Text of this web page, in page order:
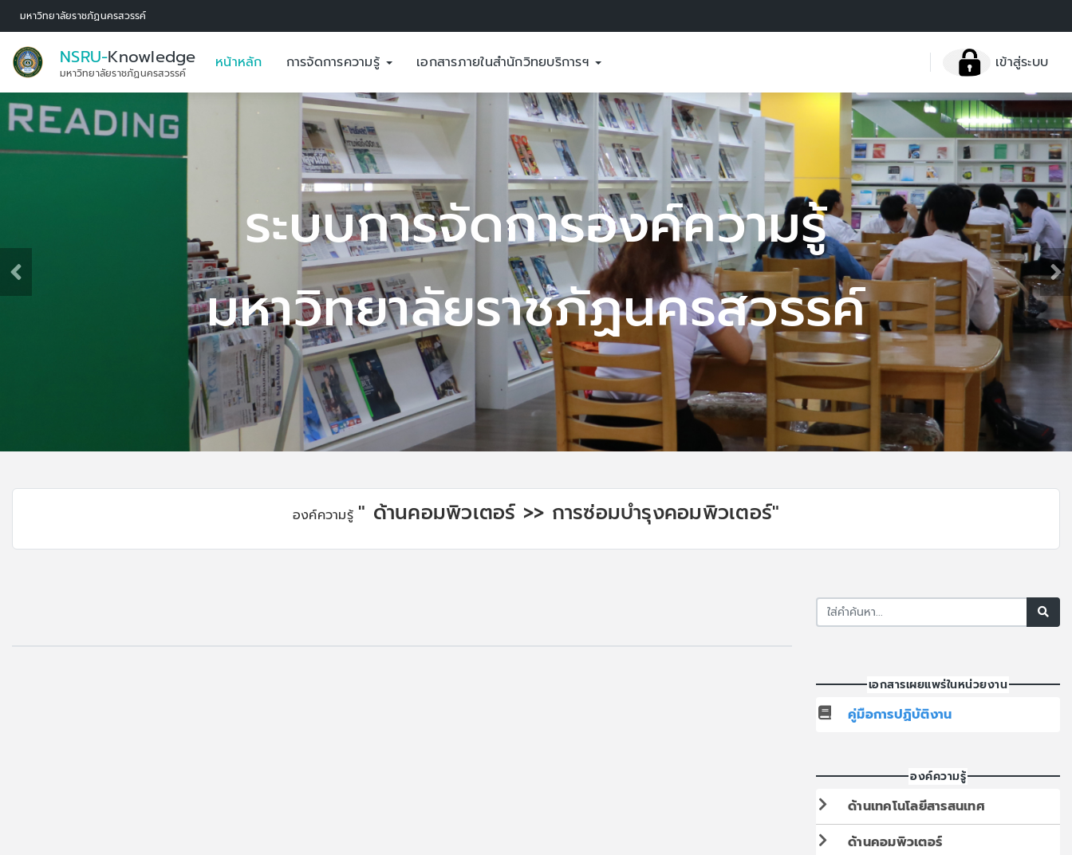
มหาวิทยาลัยราชภัฏนครสวรรค์
NSRU-Knowledge
มหาวิทยาลัยราชภัฏนครสวรรค์
หน้าหลัก การจัดการความรู้ เอกสารภายในสำนักวิทยบริการฯ เข้าสู่ระบบ
บการจัดการองค์ความรู้
ทยาลัยราชภัฏนครสวรรค์
องค์ความรู้ " ด้านคอมพิวเตอร์ >> การซ่อมบำรุงคอมพิวเตอร์"
เอกสารเผยแพร่ในหน่วยงาน
คู่มือการปฏิบัติงาน
องค์ความรู้
ด้านเทคโนโลยีสารสนเทศ
ด้านคอมพิวเตอร์